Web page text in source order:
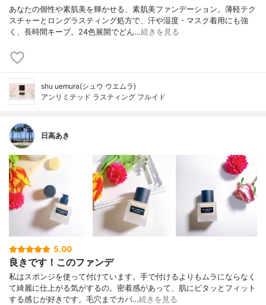
あなたの個性や素肌美を輝かせる、素肌美ファンデーション。薄軽テク
スチャーとロングラスティング処方で、汗や湿度・マスク着用にも強
く、長時間キープ。24色展開でどん…続きを見る
shu uemura(シュウ ウエムラ)
アンリミテッド ラスティング フルイド
日高あき
5.00
良きです！このファンデ
私はスポンジを使って付けています。手で付けるよりもムラにならなく
て綺麗に仕上がる気がするの。密着感があって、肌にピタッとフィット
する感じが好きです。毛穴までカバ…続きを見る